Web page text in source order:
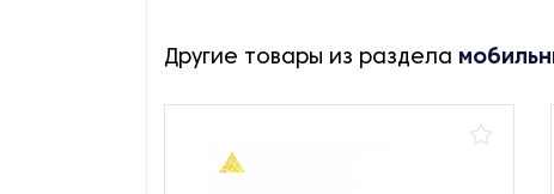
Другие товары из раздела